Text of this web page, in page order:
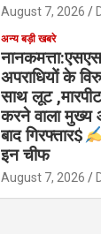
August 7, 2026
अन्य बड़ी खबरे
अपराधियों के
साथ लूट
करने वाला मुख्य
बाद गिरफ्तार$
इन चीफ
August 7, 2026